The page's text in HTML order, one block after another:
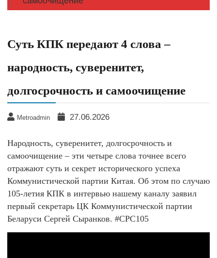
Суть КПК передают 4 слова –
народность, суверенитет,
долгосрочность и самоочищение
Metroadmin 27.06.2026
Народность, суверенитет, долгосрочность и
самоочищение – эти четыре слова точнее всего
отражают суть и секрет исторического успеха
Коммунистической партии Китая. Об этом по случаю
105-летия КПК в интервью нашему каналу заявил
первый секретарь ЦК Коммунистической партии
Беларуси Сергей Сыранков. #CPC105